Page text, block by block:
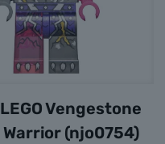
LEGO Vengestone
Warrior (njo0754)